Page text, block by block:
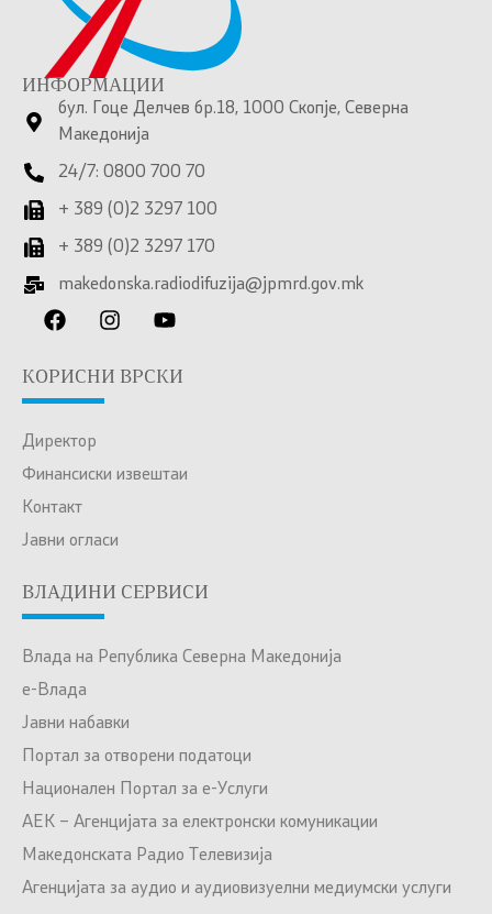
ИНФОРМАЦИИ
бул. Гоце Делчев бр.18, 1000 Скопје, Северна
Македонија
24/7: 0800 700 70
+ 389 (0)2 3297 100
+ 389 (0)2 3297 170
makedonska.radiodifuzija@jpmrd.gov.mk
КОРИСНИ ВРСКИ
Директор
Финансиски извештаи
Контакт
Јавни огласи
ВЛАДИНИ СЕРВИСИ
Влада на Република Северна Македонија
е-Влада
Јавни набавки
Портал за отворени податоци
Национален Портал за е-Услуги
АЕК – Агенцијата за електронски комуникации
Македонската Радио Телевизија
Агенцијата за аудио и аудиовизуелни медиумски услуги